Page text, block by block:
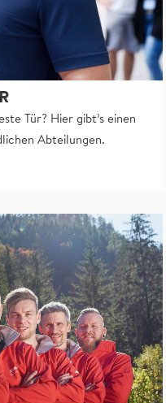
Tür? Hier gibt’s einen
Abteilungen.